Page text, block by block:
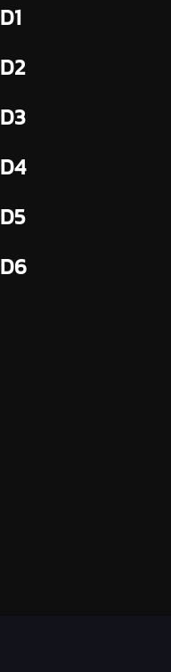
D1
D2
D3
D4
D5
D6